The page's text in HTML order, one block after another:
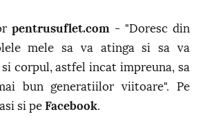
pentrusuflet.com - "Doresc din
mele sa va atinga si sa va
corpul, astfel incat impreuna, sa
bun generatiilor viitoare". Pe
si peFacebook.